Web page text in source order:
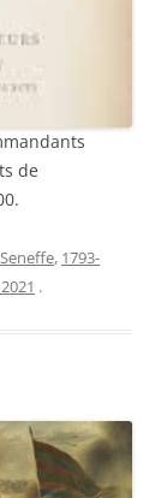
de
, 1793-
.